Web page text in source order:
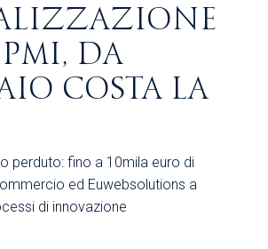
DA
COSTA LA
perduto: fino a 10mila euro di
ed Euwebsolutions a
di innovazione